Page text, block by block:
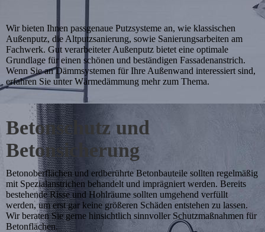
Wir bieten Ihnen passgenaue Putzsysteme an, wie klassischen
Außenputz, die Altputzsanierung, sowie Sanierungsarbeiten am
Fachwerk. Gut verarbeiteter Außenputz bietet eine optimale
Grundlage für einen schönen und beständigen Fassadenanstrich.
Wenn Sie an Dämmsystemen für Ihre Außenwand interessiert sind,
erfahren Sie unter Wärmedämmung mehr zum Thema.
Betonschutz und
Betonsicherung
Betonoberflächen und erdberührte Betonbauteile sollten regelmäßig
mit Spezialanstrichen behandelt und imprägniert werden. Bereits
bestehende Risse und Hohlräume sollten umgehend verfüllt
werden, um erst gar keine größeren Schäden entstehen zu lassen.
Wir beraten Sie gerne hinsichtlich sinnvoller Schutzmaßnahmen für
Betonflächen.